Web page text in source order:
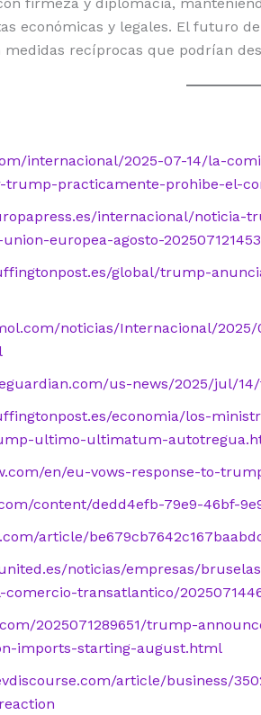
económicas y legales. El futuro
medidas recíprocas que podrían
internacional/2025-07-14/la-
trump-practicamente-prohibe-el-
internacional/noticia-
europea-agosto-
global/trump-
noticias/Internacional/
us-news/2025/jul/
economia/los-
ultimo-ultimatum-
en/eu-vows-response-to-
content/dedd4efb-79e9-46bf-
article/
noticias/empresas/
transatlantico/
2025071289651/trump-
imports-starting-august.html
article/business/